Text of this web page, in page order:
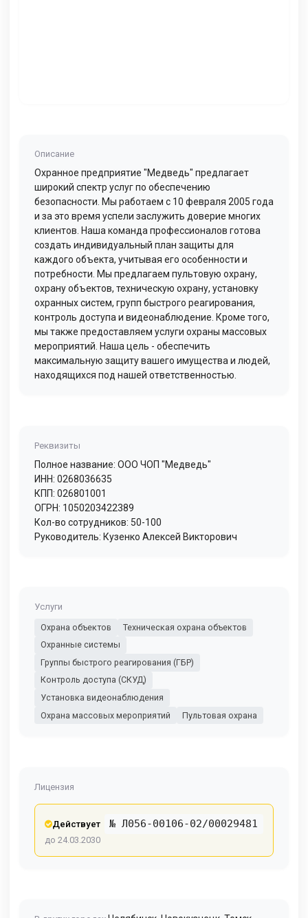
Описание
Охранное предприятие "Медведь" предлагает
широкий спектр услуг по обеспечению
безопасности. Мы работаем с 10 февраля 2005 года
и за это время успели заслужить доверие многих
клиентов. Наша команда профессионалов готова
создать индивидуальный план защиты для
каждого объекта, учитывая его особенности и
потребности. Мы предлагаем пультовую охрану,
охрану объектов, техническую охрану, установку
охранных систем, групп быстрого реагирования,
контроль доступа и видеонаблюдение. Кроме того,
мы также предоставляем услуги охраны массовых
мероприятий. Наша цель - обеспечить
максимальную защиту вашего имущества и людей,
находящихся под нашей ответственностью.
Реквизиты
Полное название: ООО ЧОП "Медведь"
ИНН: 0268036635
КПП: 026801001
ОГРН: 1050203422389
Кол-во сотрудников: 50-100
Руководитель: Кузенко Алексей Викторович
Услуги
Охрана объектов
Техническая охрана объектов
Охранные системы
Группы быстрого реагирования (ГБР)
Контроль доступа (СКУД)
Установка видеонаблюдения
Охрана массовых мероприятий
Пультовая охрана
Лицензия
Действует № Л056-00106-02/00029481
до 24.03.2030